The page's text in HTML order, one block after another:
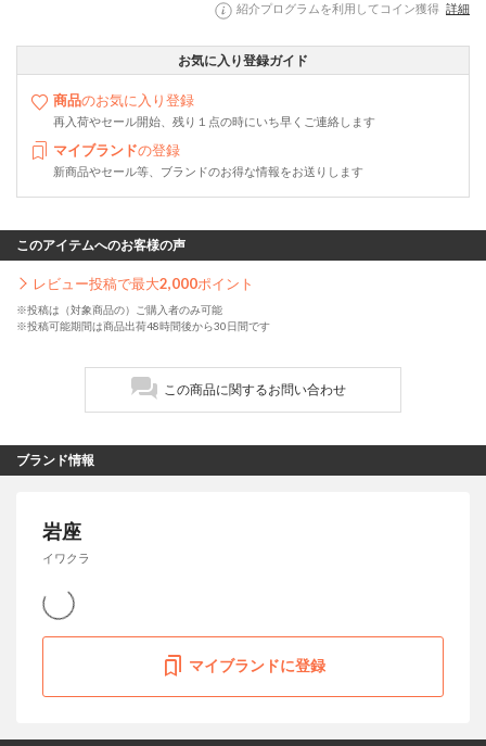
紹介プログラムを利用してコイン獲得 詳細
お気に入り登録ガイド
商品のお気に入り登録
再入荷やセール開始、残り１点の時にいち早くご連絡します
マイブランドの登録
新商品やセール等、ブランドのお得な情報をお送りします
このアイテムへのお客様の声
レビュー投稿で最大2,000ポイント
※投稿は（対象商品の）ご購入者のみ可能
※投稿可能期間は商品出荷48時間後から30日間です
この商品に関するお問い合わせ
ブランド情報
岩座
イワクラ
マイブランドに登録